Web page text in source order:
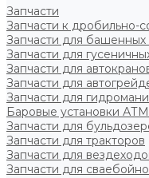
Запчасти
Запчасти к дробильно-
Запчасти для башенных
Запчасти для
Запчасти для
Запчасти для
Запчасти для
Баровые установки АТМ
Запчасти для
Запчасти для тракторов
Запчасти для
Запчасти для